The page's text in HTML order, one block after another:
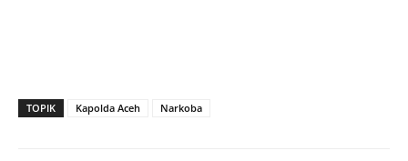
TOPIK Kapolda Aceh Narkoba